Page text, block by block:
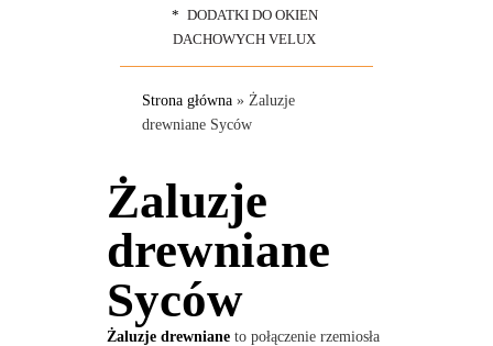
DODATKI DO OKIEN
DACHOWYCH VELUX
Strona główna » Żaluzje
drewniane Syców
Żaluzje
drewniane
Syców
Żaluzje drewnianeto połączenie rzemiosła